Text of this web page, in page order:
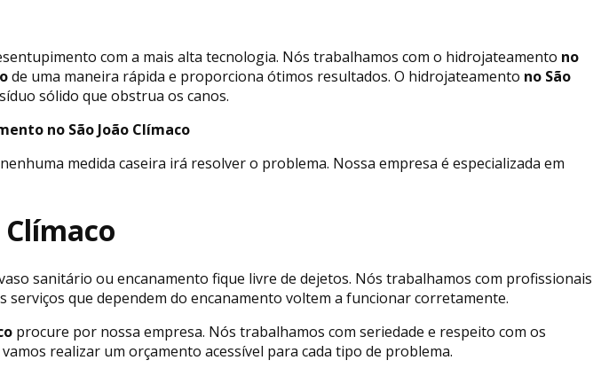
com a mais alta tecnologia. Nós trabalhamos com o hidrojateamento no
de uma maneira rápida e proporciona ótimos resultados. O hidrojateamento no São
sólido que obstrua os canos.
no São João Clímaco
medida caseira irá resolver o problema. Nossa empresa é especializada em
sanitário ou encanamento fique livre de dejetos. Nós trabalhamos com profissionais
que dependem do encanamento voltem a funcionar corretamente.
procure por nossa empresa. Nós trabalhamos com seriedade e respeito com os
realizar um orçamento acessível para cada tipo de problema.